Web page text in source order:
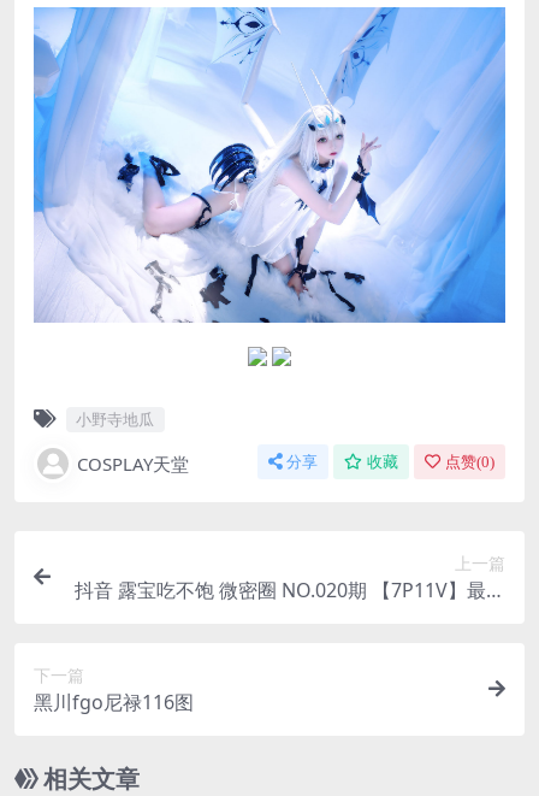
小野寺地瓜
COSPLAY天堂 分享 收藏 点赞(0)
上一篇
抖音 露宝吃不饱 微密圈 NO.020期 【7P11V】最新
下一篇
黑川fgo尼禄116图
相关文章